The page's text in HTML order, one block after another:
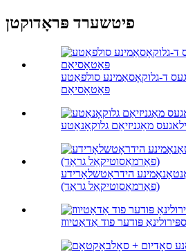
פיטשערד פּראָדוקטן
ד-גלוקאָסאַמינע סולפאַטע
פּאַטאַסיאַם
מאַגניזיאַם גלוקאָנאַטע
הידראָטשלאָרידע
(פאַרמאַסוטיקאַל גראַד)
ספּירולינאַ פּודער פוד אַדאַטיווז